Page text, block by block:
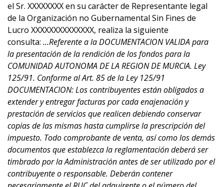
el Sr. XXXXXXXX en su carácter de Representante legal
de la Organización no Gubernamental Sin Fines de
Lucro XXXXXXXXXXXXXX, realiza la siguiente
consulta: ...Referente a la DOCUMENTACION VALIDA para
la presentación de la rendición de los fondos para la
COMUNIDAD AUTONOMA DE LA REGION DE MURCIA. Ley
125/91. Conforme al Art. 85 de la Ley 125/91
DOCUMENTACION: Los contribuyentes están obligados a
extender y entregar facturas por cada enajenación y
prestación de servicios que realicen debiendo conservar
copias de las mismas hasta cumplirse la prescripción del
impuesto. Todo comprobante de venta, así como los demás
documentos que establezca la reglamentación deberá ser
timbrado por la Administración antes de ser utilizado por el
contribuyente o responsable. Deberán contener